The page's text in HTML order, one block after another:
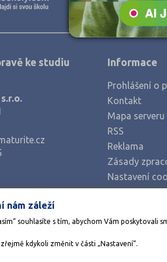
ke studiu Informace
Prohlášení o
Kontakt
Mapa serveru
RSS
Reklama
Zásady
Nastavení
nám záleží
souhlasíte s tím, abychom Vám poskytovali
kdykoli změnit v části „Nastavení“.